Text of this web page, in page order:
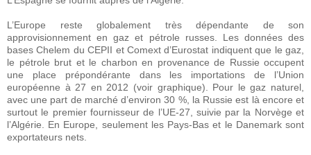
L’Europe reste globalement très dépendante de son
approvisionnement en gaz et pétrole russes. Les données des
bases Chelem du CEPII et Comext d’Eurostat indiquent que le gaz,
le pétrole brut et le charbon en provenance de Russie occupent
une place prépondérante dans les importations de l’Union
européenne à 27 en 2012 (voir graphique). Pour le gaz naturel,
avec une part de marché d’environ 30 %, la Russie est là encore et
surtout le premier fournisseur de l’UE-27, suivie par la Norvège et
l’Algérie. En Europe, seulement les Pays-Bas et le Danemark sont
exportateurs nets.